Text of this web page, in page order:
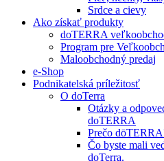
Srdce a cievy
Ako získať produkty
doTERRA
Program pre
Maloobchodný predaj
e-Shop
Podnikatelská príležitosť
O doTerra
Otázky a
doTERRA
Prečo
Čo byste mali
doTerra.